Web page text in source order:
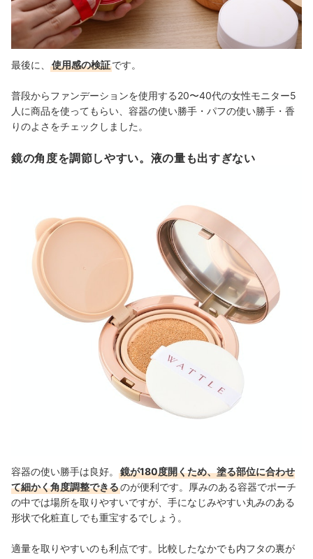
最後に、 使用感の検証です。
普段からファンデーションを使用する20〜40代の女性モニター5
人に商品を使ってもらい、容器の使い勝手・パフの使い勝手・香
りのよさをチェックしました。
鏡の角度を調節しやすい。液の量も出すぎない
容器の使い勝手は良好。
鏡が180度開くため、塗る部位に合わせ
て細かく角度調整できるのが便利です。厚みのある容器でポーチ
の中では場所を取りやすいですが、手になじみやすい丸みのある
形状で化粧直しでも重宝するでしょう。
適量を取りやすいのも利点です。比較したなかでも内フタの裏が